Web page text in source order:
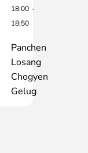
18:00 -
18:50
Panchen
Losang
Chogyen
Gelug